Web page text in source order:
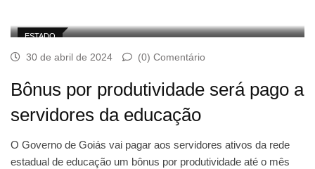
ESTADO
30 de abril de 2024 (0) Comentário
Bônus por produtividade será pago a
servidores da educação
O Governo de Goiás vai pagar aos servidores ativos da rede
estadual de educação um bônus por produtividade até o mês